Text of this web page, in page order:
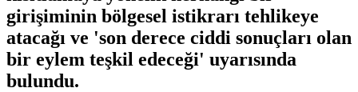
girişiminin bölgesel istikrarı tehlikeye
atacağı ve 'son derece ciddi sonuçları olan
bir eylem teşkil edeceği' uyarısında
bulundu.